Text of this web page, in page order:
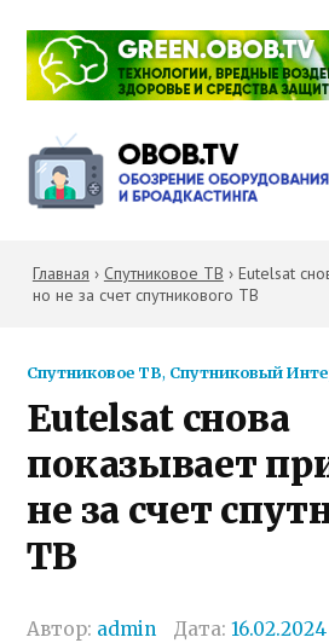
Главная › Спутниковое ТВ › Eutelsat
но не за счет спутникового ТВ
Спутниковое ТВ, Спутниковый
Eutelsat снова
показывает
не за счет
ТВ
Автор: admin Дата:16.02.2024